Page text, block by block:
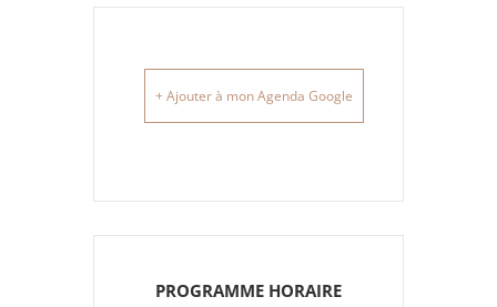
+ Ajouter à mon Agenda Google
PROGRAMME HORAIRE